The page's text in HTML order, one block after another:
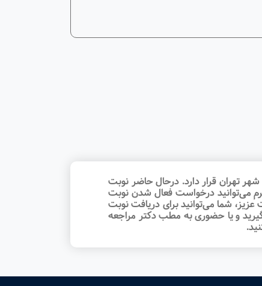
تهران قرار دارد. درحال حاضر نوبت‌
می‌توانید درخواست فعال شدن نوبت
شما می‌توانید برای دریافت نوبت
و یا حضوری به مطب دکتر مراجعه